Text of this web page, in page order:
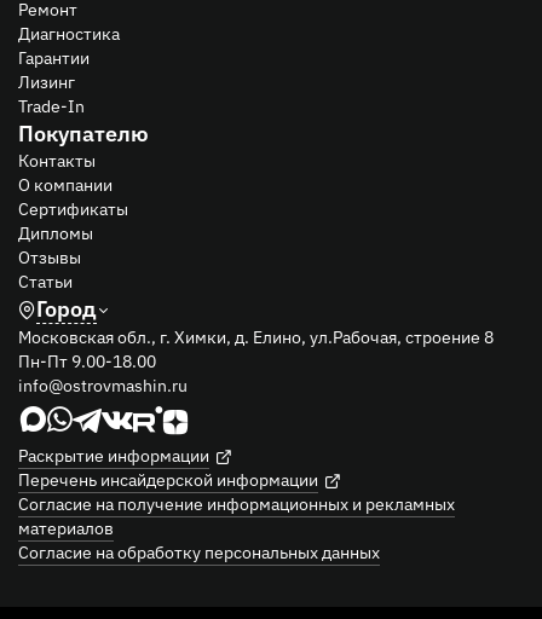
Ремонт
Диагностика
Гарантии
Лизинг
Trade-In
Покупателю
Контакты
О компании
Сертификаты
Дипломы
Отзывы
Статьи
Город
Московская обл., г. Химки, д. Елино, ул.Рабочая, строение 8
Пн-Пт 9.00-18.00
info@ostrovmashin.ru
Раскрытие информации
Перечень инсайдерской информации
Согласие на получение информационных и рекламных
материалов
Согласие на обработку персональных данных